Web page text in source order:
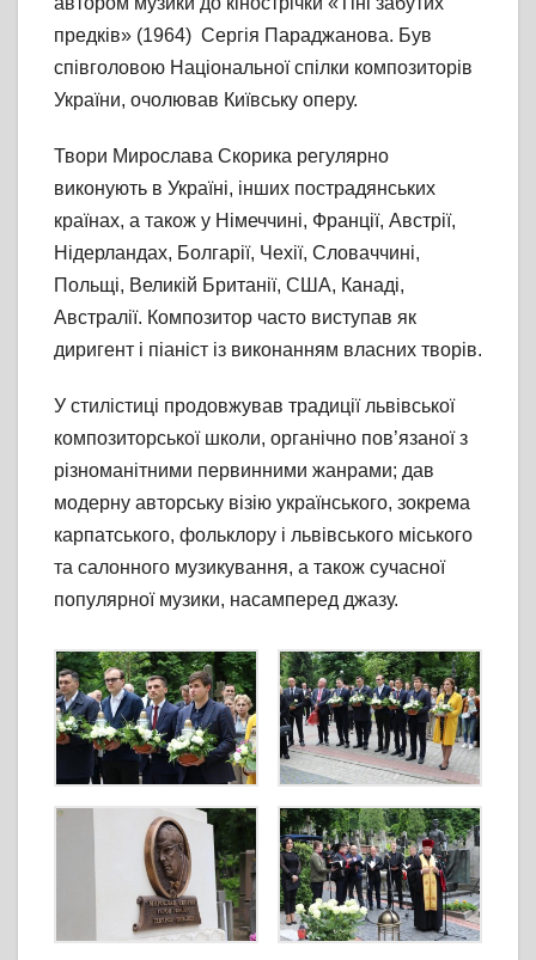
предків» (1964) Сергія Параджанова. Був
співголовою Національної спілки композиторів
України, очолював Київську оперу.
Твори Мирослава Скорика регулярно
виконують в Україні, інших пострадянських
країнах, а також у Німеччині, Франції, Австрії,
Нідерландах, Болгарії, Чехії, Словаччині,
Польщі, Великій Британії, США, Канаді,
Австралії. Композитор часто виступав як
диригент і піаніст із виконанням власних творів.
У стилістиці продовжував традиції львівської
композиторської школи, органічно пов’язаної з
різноманітними первинними жанрами; дав
модерну авторську візію українського, зокрема
карпатського, фольклору і львівського міського
та салонного музикування, а також сучасної
популярної музики, насамперед джазу.